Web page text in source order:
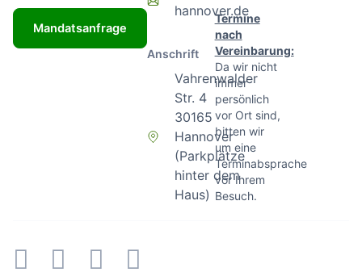
Mandatsanfrage
hannover.de
Anschrift
Vahrenwalder
Str. 4
30165
Hannover
(Parkplätze
hinter dem
Haus)
Termine
nach
Vereinbarung:
Da wir nicht
immer
persönlich
vor Ort sind,
bitten wir
um eine
Terminabsprache
vor Ihrem
Besuch.